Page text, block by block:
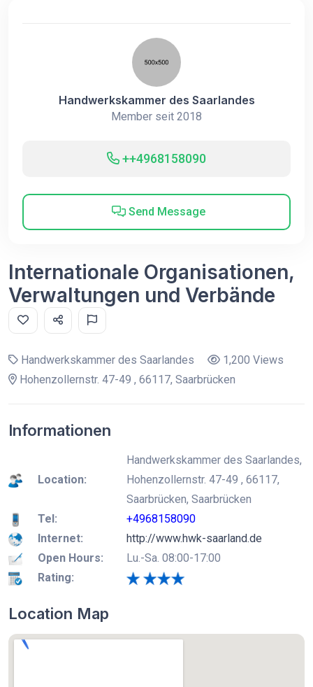
Handwerkskammer des Saarlandes
Member seit 2018
++4968158090
Send Message
Internationale Organisationen,
Verwaltungen und Verbände
Handwerkskammer des Saarlandes
1,200 Views
Hohenzollernstr. 47-49 , 66117, Saarbrücken
Informationen
Location:
Handwerkskammer des Saarlandes,
Hohenzollernstr. 47-49 , 66117,
Saarbrücken, Saarbrücken
Tel:
+4968158090
Internet:
http://www.hwk-saarland.de
Open Hours:
Lu.-Sa. 08:00-17:00
Rating:
Location Map